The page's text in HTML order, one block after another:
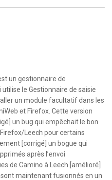
un gestionnaire de
le Gestionnaire de saisie
un module facultatif dans les
et Firefox. Cette version
un bug qui empêchait le bon
Leech pour certains
[corrigé] un bogue qui
après l’envoi
de Camino à Leech [amélioré]
maintenant fusionnés en un